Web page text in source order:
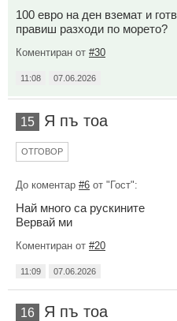
100 евро на ден вземат и
правиш разходи по морето?
Коментиран от #30
11:08 07.06.2026
15 Я пъ тоа
ОТГОВОР
До коментар #6 от "Гост":
Най много са рускините
Вервай ми
Коментиран от #20
11:09 07.06.2026
16 Я пъ тоа